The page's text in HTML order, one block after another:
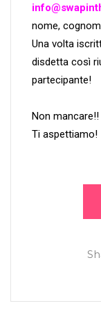
nome,
Una volta
disdetta così
partecipante!
Non mancare!!
Ti aspettiamo!